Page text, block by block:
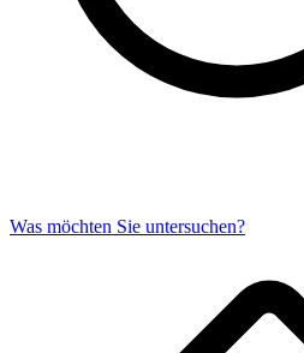
Was möchten Sie untersuchen?